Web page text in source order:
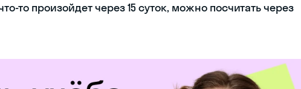
то произойдет через 15 суток, можно посчитать через